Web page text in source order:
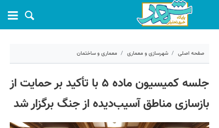
صفحه اصلی شهرسازی و معماری معماری و ساختمان
جلسه کمیسیون ماده ۵ با تأکید بر حمایت از
بازسازی مناطق آسیب‌دیده از جنگ برگزار شد